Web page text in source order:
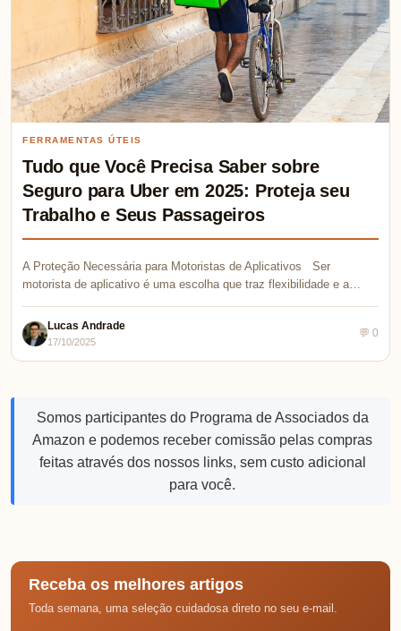
FERRAMENTAS ÚTEIS
Tudo que Você Precisa Saber sobre
Seguro para Uber em 2025: Proteja seu
Trabalho e Seus Passageiros
A Proteção Necessária para Motoristas de Aplicativos Ser
motorista de aplicativo é uma escolha que traz flexibilidade e a…
Lucas Andrade
17/10/2025
💬 0
Somos participantes do Programa de Associados da
Amazon e podemos receber comissão pelas compras
feitas através dos nossos links, sem custo adicional
para você.
Receba os melhores artigos
Toda semana, uma seleção cuidadosa direto no seu e-mail.